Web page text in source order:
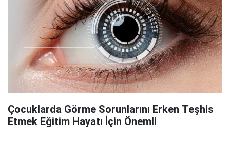
Çocuklarda Görme Sorunlarını Erken Teşhis
Etmek Eğitim Hayatı İçin Önemli